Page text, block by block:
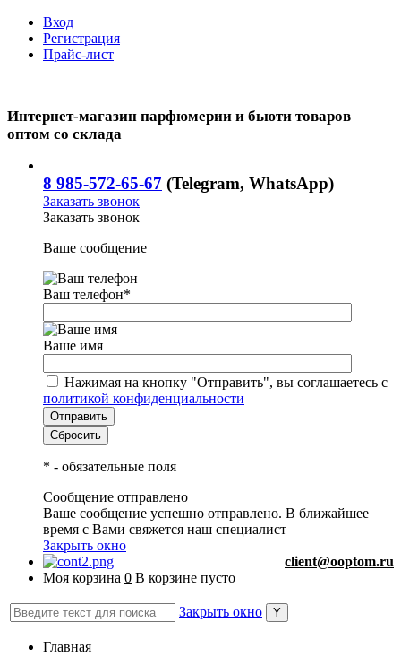
Вход
Регистрация
Прайс-лист
Интернет-магазин парфюмерии и бьюти товаров
оптом со склада
8 985-572-65-67 (Telegram, WhatsApp)
Заказать звонок
Заказать звонок
Ваше сообщение
Ваш телефон*
Ваше имя
Нажимая на кнопку "Отправить", вы соглашаетесь с
политикой конфиденциальности
* - обязательные поля
Сообщение отправлено
Ваше сообщение успешно отправлено. В ближайшее
время с Вами свяжется наш специалист
Закрыть окно
client@ooptom.ru
Моя корзина 0 В корзине пусто
Закрыть окно
Главная